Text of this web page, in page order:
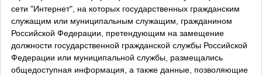
сети "Интернет", на которых государственных гражданским
служащим или муниципальным служащим, гражданином
Российской Федерации, претендующим на замещение
должности государственной гражданской службы Российской
Федерации или муниципальной службы, размещались
общедоступная информация, а также данные, позволяющие